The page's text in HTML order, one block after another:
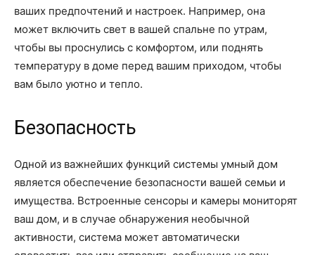
ваших предпочтений и настроек. Например, она
может включить свет в вашей спальне по утрам,
чтобы вы проснулись с комфортом, или поднять
температуру в доме перед вашим приходом, чтобы
вам было уютно и тепло.
Безопасность
Одной из важнейших функций системы умный дом
является обеспечение безопасности вашей семьи и
имущества. Встроенные сенсоры и камеры мониторят
ваш дом, и в случае обнаружения необычной
активности, система может автоматически